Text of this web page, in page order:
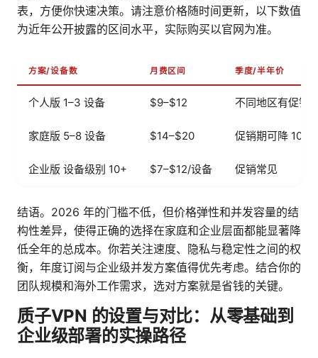
表，方便你快速决策。请注意价格随时间更新，以下数值
为近年公开披露的区间水平，实际购买以官网为准。
方案/设备数 月费区间 季度/半年价
个人版 1–3 设备 $9–$12 不同地区有促销
家庭版 5–8 设备 $14–$20 促销期可降
企业版 设备级别 10+ $7–$12/设备 促销常见
结语。2026 年的门槛不低，但价格弹性和并发容量的结
构性差异，使得正确的选择在家庭和企业层面都能显著降
低全年的总成本。你若关注速度、隐私与稳定性之间的权
衡，年度订阅与企业级并发方案值得优先考虑。结合你的
团队规模和海外工作需求，选对方案就是省钱的关键。
质子VPN 的设置与对比：从零基础到
企业级部署的实操路径